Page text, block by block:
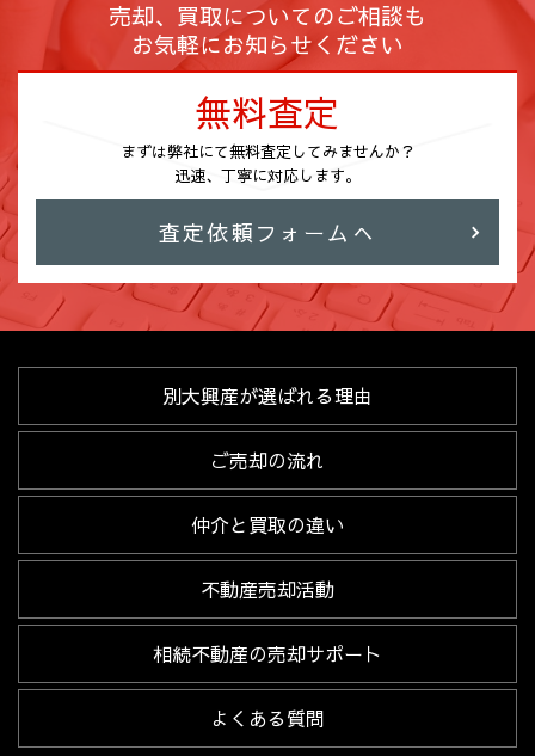
売却、買取についてのご相談も
お気軽にお知らせください
無料査定
まずは弊社にて無料査定してみませんか？
迅速、丁寧に対応します。
査定依頼フォームへ
別大興産が選ばれる理由
ご売却の流れ
仲介と買取の違い
不動産売却活動
相続不動産の売却サポート
よくある質問